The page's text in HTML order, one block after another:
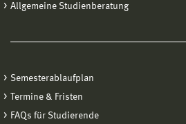
Allgemeine Studienberatung
Semesterablaufplan
Termine & Fristen
FAQs für Studierende